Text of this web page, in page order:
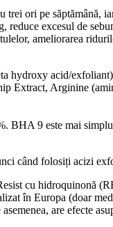
ori pe săptămână,
excesul de
ameliorarea
hydroxy acid/
Extract, Arginine
9 este mai
când folosiți acizi
cu hidroquinonă
în Europa (doar
are efecte